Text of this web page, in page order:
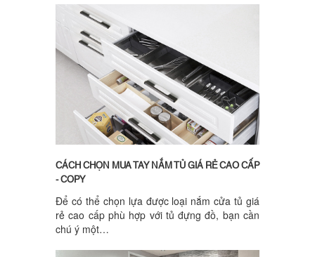
CÁCH CHỌN MUA TAY NẮM TỦ GIÁ RẺ CAO CẤP
- COPY
Để có thể chọn lựa được loại nắm cửa tủ giá
rẻ cao cấp phù hợp với tủ đựng đồ, bạn cần
chú ý một…